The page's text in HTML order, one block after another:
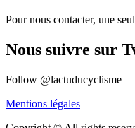
Pour nous contacter, une
Nous suivre sur
Follow @lactuducyclisme
Mentions légales